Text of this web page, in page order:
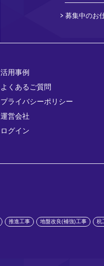
募集中のお
活用事例
よくあるご質問
プライバシーポリシー
運営会社
ログイン
推進工事 地盤改良(補強)工事 杭